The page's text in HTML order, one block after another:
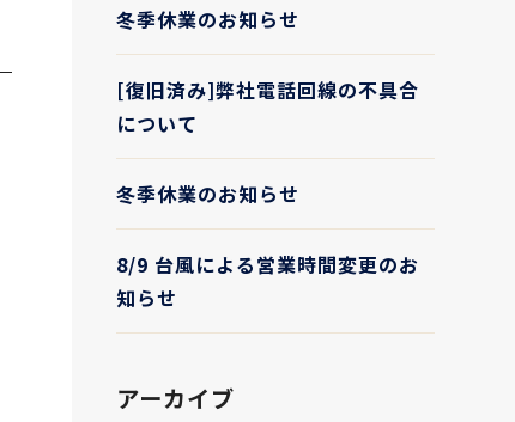
冬季休業のお知らせ
[復旧済み]弊社電話回線の不具合
について
冬季休業のお知らせ
8/9 台風による営業時間変更のお
知らせ
アーカイブ